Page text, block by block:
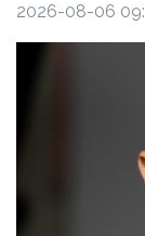
2026-08-06